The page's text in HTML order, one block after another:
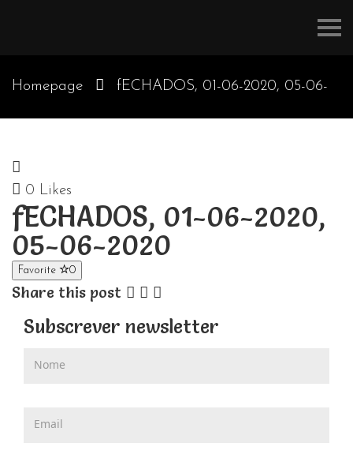
Homepage fECHADOS, 01-06-2020, 05-06-
0 Likes
fECHADOS, 01-06-2020,
05-06-2020
Favorite 0
Share this post
Subscrever newsletter